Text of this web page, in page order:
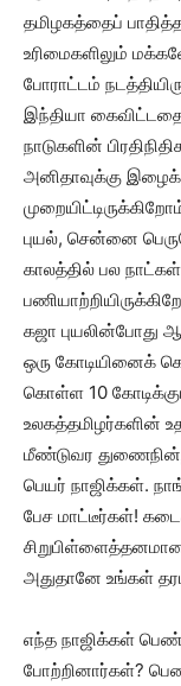
தமிழகத்தைப்
உரிமைகளிலும்
போராட்டம்
இந்தியா
நாடுகளின்
அனிதாவுக்கு
புயல், சென்னை
காலத்தில் பல
கஜா புயலின்போது
ஒரு கோடியினைக்
கொள்ள 10
உலகத்தமிழர்களின்
மீண்டுவர
பெயர் நாஜிக்கள்.
பேச மாட்டீர்கள்!
அதுதானே உங்கள்
எந்த நாஜிக்கள்
போற்றினார்கள்?